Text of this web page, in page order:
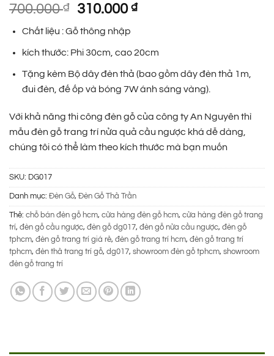
700.000₫
Giá
gốc
là:
700.000 ₫.
310.000₫Giá
là:
310.000 ₫.
Chất liệu : Gỗ thông nhập
kích thước: Phi 30cm, cao 20cm
Tặng kèm Bộ dây đèn thả (bao gồm dây đèn thả 1m,
đui đèn, đế ốp và bóng 7W ánh sáng vàng).
Với khả năng thi công đèn gỗ của công ty An Nguyên thì
mẫu đèn gỗ trang trí nửa quả cầu ngược khá dễ dàng,
chúng tôi có thể làm theo kích thước mà bạn muốn
SKU: DG017
Danh mục: Đèn Gỗ, Đèn Gỗ Thả Trần
Thẻ: chỗ bán đèn gỗ hcm, cửa hàng đèn gỗ hcm, cửa hàng đèn gỗ trang
trí, đèn gỗ cầu ngược, đèn gỗ dg017, đèn gỗ nửa cầu ngược, đèn gỗ
tphcm, đèn gỗ trang trí giá rẻ, đèn gỗ trang trí hcm, đèn gỗ trang trí
tphcm, đèn thả trang trí gỗ, dg017, showroom đèn gỗ tphcm, showroom
đèn gỗ trang trí